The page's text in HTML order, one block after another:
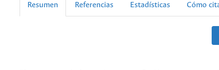
Resumen Referencias Estadísticas Cómo